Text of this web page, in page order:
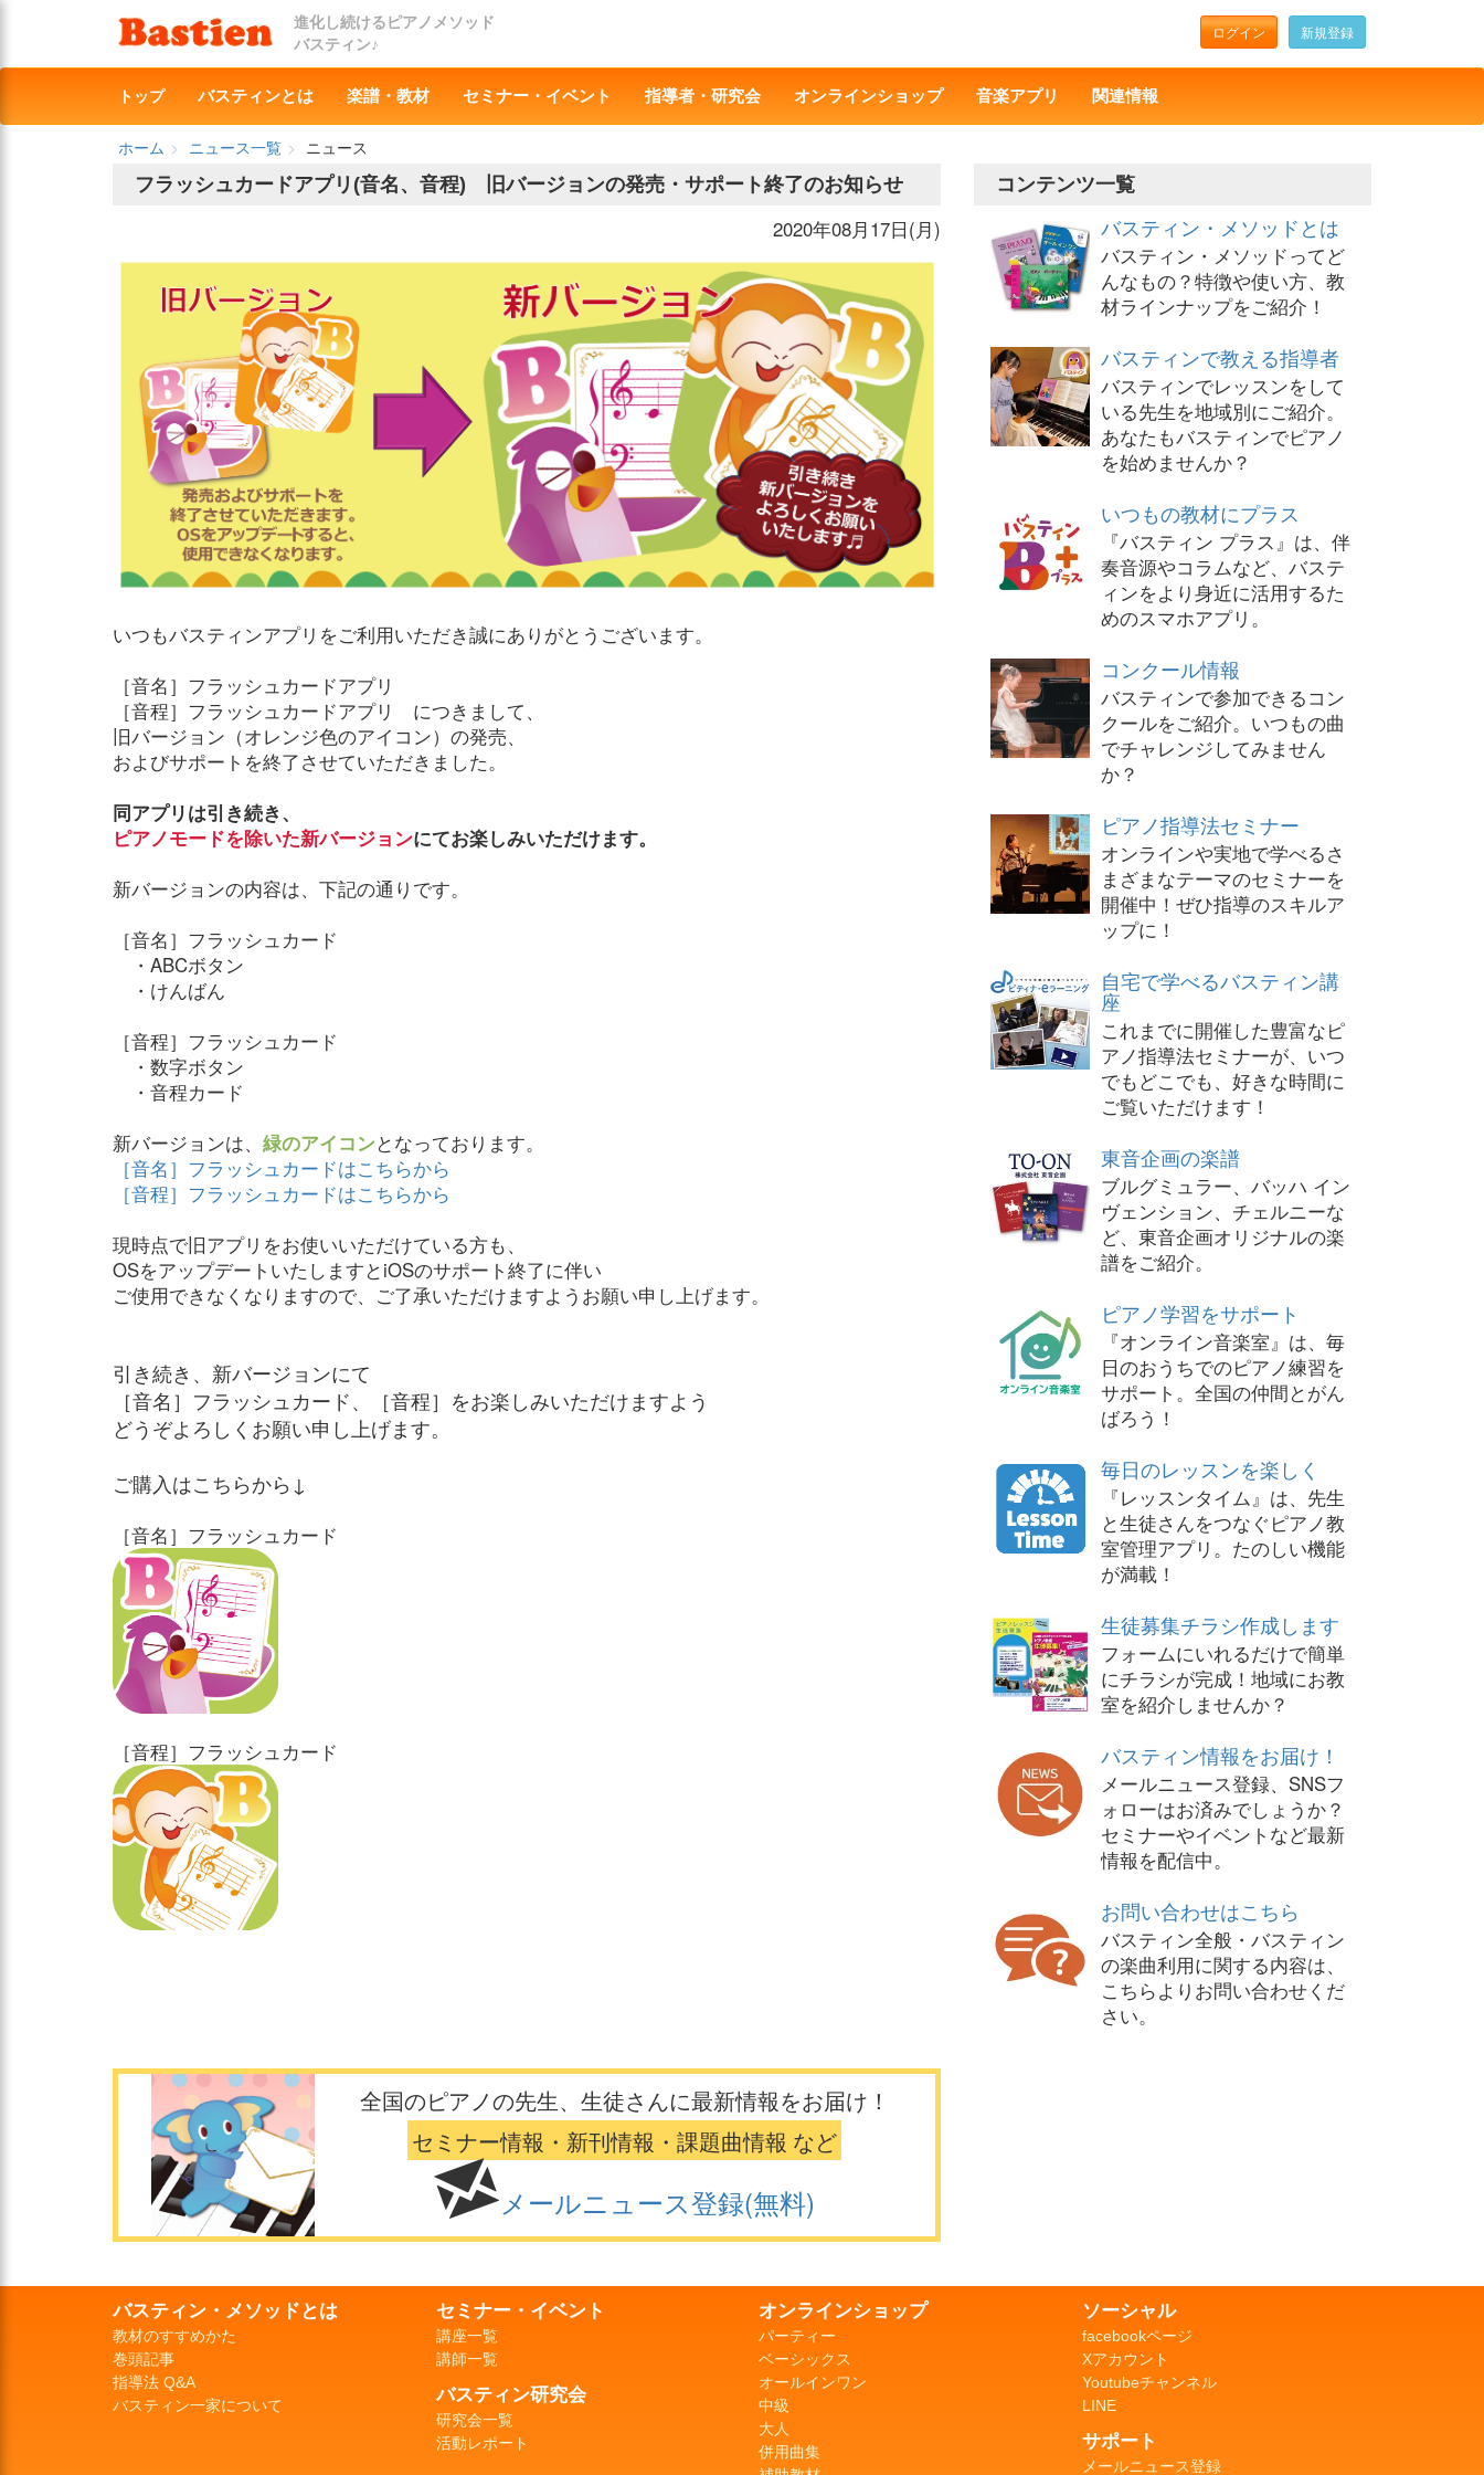
進化し続けるピアノメソッド
バスティン♪
ログイン 新規登録
トップ バスティンとは 楽譜・教材 セミナー・イベント 指導者・研究会 オンラインショップ 音楽アプリ 関連情報
ホーム ニュース一覧
ニュース
フラッシュカードアプリ(音名、音程) 旧バージョンの発売・サポート終了のお知らせ
2020年08月17日(月)
いつもバスティンアプリをご利用いただき誠にありがとうございます。
［音名］フラッシュカードアプリ
［音程］フラッシュカードアプリ につきまして、
旧バージョン（オレンジ色のアイコン）の発売、
およびサポートを終了させていただきました。
同アプリは引き続き、
ピアノモードを除いた新バージョンにてお楽しみいただけます。
新バージョンの内容は、下記の通りです。
［音名］フラッシュカード
・ABCボタン
・けんばん
［音程］フラッシュカード
・数字ボタン
・音程カード
新バージョンは、 緑のアイコンとなっております。
［音名］フラッシュカードはこちらから
［音程］フラッシュカードはこちらから
現時点で旧アプリをお使いいただけている方も、
OSをアップデートいたしますとiOSのサポート終了に伴い
ご使用できなくなりますので、ご了承いただけますようお願い申し上げます。
引き続き、新バージョンにて
［音名］フラッシュカード、［音程］をお楽しみいただけますよう
どうぞよろしくお願い申し上げます。
ご購入はこちらから↓
［音名］フラッシュカード
［音程］フラッシュカード
全国のピアノの先生、生徒さんに最新情報をお届け！
セミナー情報・新刊情報・課題曲情報 など
メールニュース登録(無料)
コンテンツ一覧
バスティン・メソッドとは
バスティン・メソッドってど
んなもの？特徴や使い方、教
材ラインナップをご紹介！
バスティンで教える指導者
バスティンでレッスンをして
いる先生を地域別にご紹介。
あなたもバスティンでピアノ
を始めませんか？
いつもの教材にプラス
『バスティン プラス』は、伴
奏音源やコラムなど、バステ
ィンをより身近に活用するた
めのスマホアプリ。
コンクール情報
バスティンで参加できるコン
クールをご紹介。いつもの曲
でチャレンジしてみません
か？
ピアノ指導法セミナー
オンラインや実地で学べるさ
まざまなテーマのセミナーを
開催中！ぜひ指導のスキルア
ップに！
自宅で学べるバスティン講
座
これまでに開催した豊富なピ
アノ指導法セミナーが、いつ
でもどこでも、好きな時間に
ご覧いただけます！
東音企画の楽譜
ブルグミュラー、バッハ イン
ヴェンション、チェルニーな
ど、東音企画オリジナルの楽
譜をご紹介。
ピアノ学習をサポート
『オンライン音楽室』は、毎
日のおうちでのピアノ練習を
サポート。全国の仲間とがん
ばろう！
毎日のレッスンを楽しく
『レッスンタイム』は、先生
と生徒さんをつなぐピアノ教
室管理アプリ。たのしい機能
が満載！
生徒募集チラシ作成します
フォームにいれるだけで簡単
にチラシが完成！地域にお教
室を紹介しませんか？
バスティン情報をお届け！
メールニュース登録、SNSフ
ォローはお済みでしょうか？
セミナーやイベントなど最新
情報を配信中。
お問い合わせはこちら
バスティン全般・バスティン
の楽曲利用に関する内容は、
こちらよりお問い合わせくだ
さい。
バスティン・メソッドとは
教材のすすめかた
巻頭記事
指導法 Q&A
バスティン一家について
セミナー・イベント
講座一覧
講師一覧
バスティン研究会
研究会一覧
活動レポート
オンラインショップ
パーティー
ベーシックス
オールインワン
中級
大人
併用曲集
ソーシャル
facebookページ
Xアカウント
Youtubeチャンネル
LINE
サポート
メールニュース登録